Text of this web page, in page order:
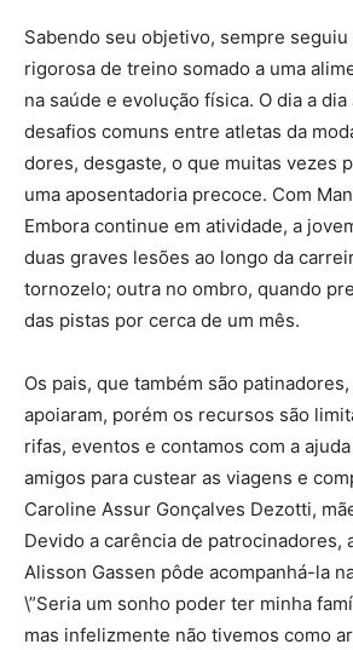
Sabendo seu objetivo, sempre
rigorosa de treino somado a uma
na saúde e evolução física. O dia a
desafios comuns entre atletas da
dores, desgaste, o que muitas vezes
uma aposentadoria precoce. Com
Embora continue em atividade, a
duas graves lesões ao longo da
tornozelo; outra no ombro, quando
das pistas por cerca de um mês.
Os pais, que também são
apoiaram, porém os recursos são
rifas, eventos e contamos com a
amigos para custear as viagens e
Caroline Assur Gonçalves Dezotti,
Devido a carência de patrocinadores,
Alisson Gassen pôde acompanhá-la
\”Seria um sonho poder ter minha
mas infelizmente não tivemos como